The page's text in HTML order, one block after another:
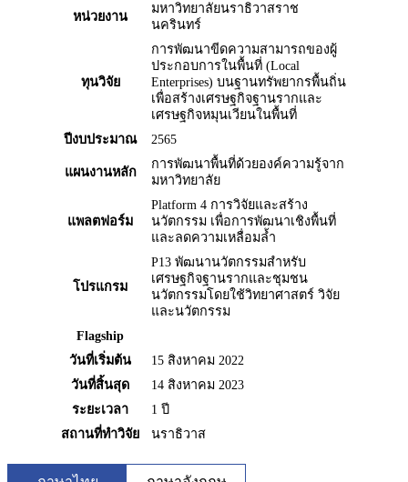
หน่วยงาน
มหาวิทยาลัยนราธิวาสราช
นครินทร์
ทุนวิจัย
การพัฒนาขีดความสามารถของผู้
ประกอบการในพื้นที่ (Local
Enterprises) บนฐานทรัพยากรพื้นถิ่น
เพื่อสร้างเศรษฐกิจฐานรากและ
เศรษฐกิจหมุนเวียนในพื้นที่
ปีงบประมาณ
2565
แผนงานหลัก
การพัฒนาพื้นที่ด้วยองค์ความรู้จาก
มหาวิทยาลัย
แพลตฟอร์ม
Platform 4 การวิจัยและสร้าง
นวัตกรรม เพื่อการพัฒนาเชิงพื้นที่
และลดความเหลื่อมล้ำ
โปรแกรม
P13 พัฒนานวัตกรรมสำหรับ
เศรษฐกิจฐานรากและชุมชน
นวัตกรรมโดยใช้วิทยาศาสตร์ วิจัย
และนวัตกรรม
Flagship
วันที่เริ่มต้น
15 สิงหาคม 2022
วันที่สิ้นสุด
14 สิงหาคม 2023
ระยะเวลา
1 ปี
สถานที่ทำวิจัย
นราธิวาส